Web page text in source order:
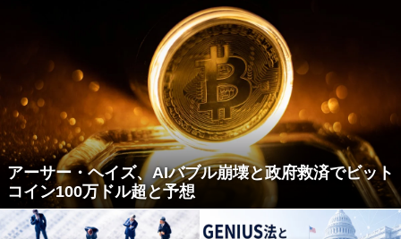
アーサー・ヘイズ、AIバブル崩壊と政府救済でビット
コイン100万ドル超と予想